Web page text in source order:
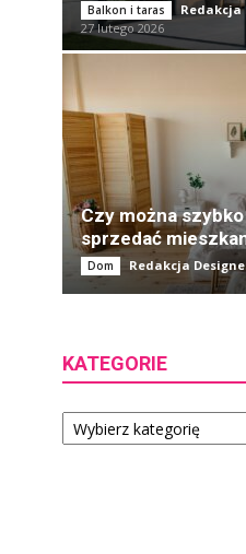
Balkon i taras Redakcja
27 lutego 2026
Czy można
sprzedać
Dom Redakcja
KATEGORIE
Kategorie